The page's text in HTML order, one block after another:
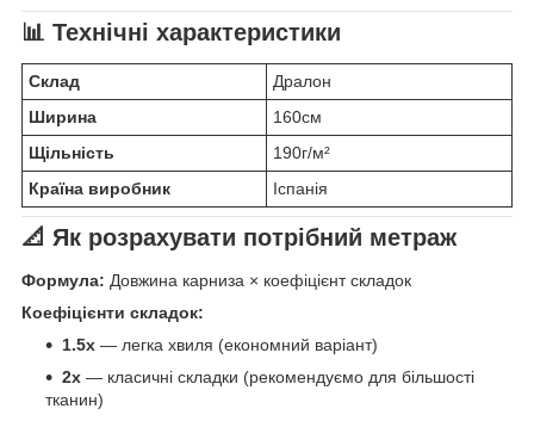
📊 Технічні характеристики
Склад
Дралон
Ширина
160см
Щільність
190г/м²
Країна виробник
Іспанія
📐 Як розрахувати потрібний метраж
Формула: Довжина карниза × коефіцієнт складок
Коефіцієнти складок:
1.5x — легка хвиля (економний варіант)
2x — класичні складки (рекомендуємо для більшості
тканин)